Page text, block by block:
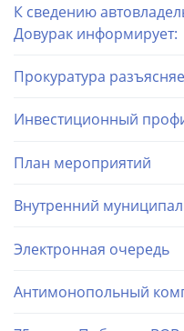
К сведению
Довурак информирует:
Прокуратура
Инвестиционный
План мероприятий
Внутренний
Электронная очередь
Антимонопольный